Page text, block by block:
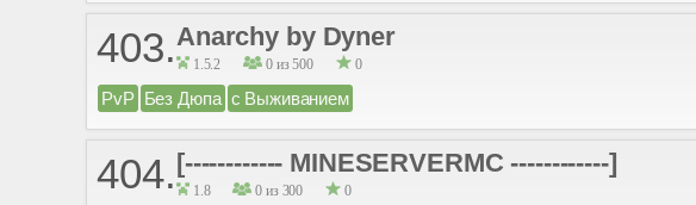
403.Anarchy by Dyner
1.5.2 0 из 500 0
PvP Без Дюпа с Выживанием
404.[------------ MINESERVERMC ------------]
1.8 0 из 300 0